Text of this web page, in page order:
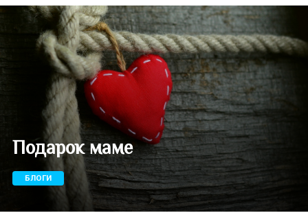
Подарок маме
БЛОГИ